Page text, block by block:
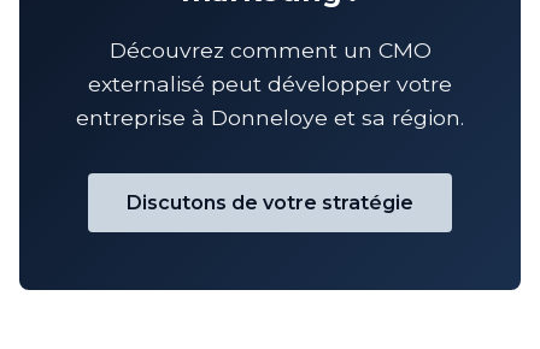
Découvrez comment un CMO
externalisé peut développer votre
entreprise à Donneloye et sa région.
Discutons de votre stratégie